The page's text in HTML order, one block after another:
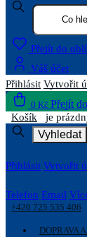
Přejít do
Váš účet
Přihlásit Vytvořit
0 Kč Přejít
Košík je
Vyhledat
Přihlásit Vytvořit
Telefon Email
+420 725 535 406
DOPRAVA